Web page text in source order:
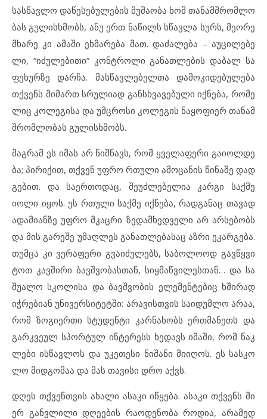
სასწავლო დაწესებულების მუშაობა ხომ თანამშრომლო
ბას გულისხმობს, ანუ ერთ ნაწილს სწავლა სურს, მეორე
მხარე კი ამაში ეხმარება მათ. დაძალება – აუცილებე
ლი, “იძულებითი” კონტროლი განათლების დაბალ სა
ფეხურზე დარჩა. მასწავლებელთა დამოკიდებულება
თქვენს მიმართ სრულიად განსხვავებული იქნება, რომე
ლიც კოლეგისა და უმცროსი კოლეგის ნაყოფიერ თანამ
შრომლობას გულისხმობს.
მაგრამ ეს იმას არ ნიშნავს, რომ ყველაფერი გაიოლდე
ბა; პირიქით, თქვენ უფრო რთული ამოცანის წინაშე დად
გებით. და საერთოდაც, შეუძლებელია კარგი საქმე
იოლი იყოს. ეს რთული საქმე იქნება, რადგანაც თავად
ადამიანზე უფრო მკაცრი ზედამხედველი არ არსებობს
და მის გარეშე უმაღლეს განათლებასაც აზრი ეკარგება.
თუმცა კი ვერაფერი გვაიძულებს, საბოლოოდ გავწყვი
ტოთ კავშირი ბავშვობასთან, სიყმაწვილესთან… და სა
შუალო სკოლისა და ბავშვობის ელემენტებიც ხშირად
იჭრებიან უნივერსიტეტში: არავისთვის საიდუმლო არაა,
რომ ზოგიერთი სტუდენტი კარნახობს ერთმანეთს და
გარკვეულ სპორტულ ინტერესს ხედავს იმაში, რომ ნაკ
ლები ისწავლოს და უკეთესი ნიშანი მიიღოს. ეს სასკო
ლო მიდგომაა და მას თავისი დრო აქვს.
დღეს თქვენთვის ახალი ასაკი იწყება. ასაკი თქვენს მი
ერ განვლილი დღეების რაოდენობა როდია, არამედ